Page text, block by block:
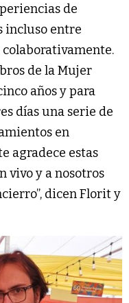
de
incluso entre
de la Mujer
años y para
días una serie de
en
agradece estas
vivo y a nosotros
dicen Florit y